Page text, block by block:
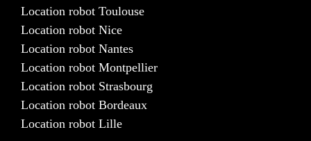
Location robot Toulouse
Location robot Nice
Location robot Nantes
Location robot Montpellier
Location robot Strasbourg
Location robot Bordeaux
Location robot Lille